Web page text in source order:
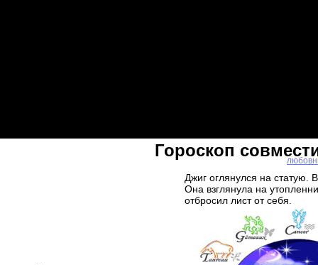
Гороскоп
Джиг оглянулся на статую.
Она взглянула на
отбросил лист от себя.